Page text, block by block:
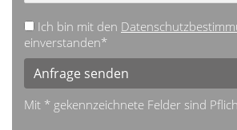
Ich bin mit den
einverstanden*
Anfrage senden
Mit * gekennzeichnete Felder sind